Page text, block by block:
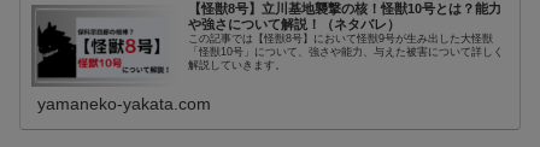
【怪獣8号】立川基地襲撃の核！怪獣10号とは？能力
や強さについて解説！（ネタバレ）
この記事では【怪獣8号】において怪獣9号が生み出した大怪獣
「怪獣10号」について、強さや能力、与えた被害について詳しく
解説していきます。
yamaneko-yakata.com